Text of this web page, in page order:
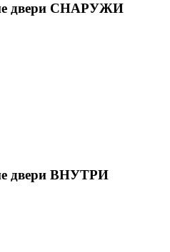
двери СНАРУЖИ
двери ВНУТРИ